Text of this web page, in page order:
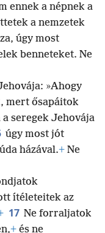
ennek a népnek a
a nemzetek
úgy most
benneteket. Ne
»Ahogy
mert ősapáitok
seregek Jehovája
úgy most jót
házával.+ Ne
ítéleteitek az
17 Ne forraljatok
+ és ne